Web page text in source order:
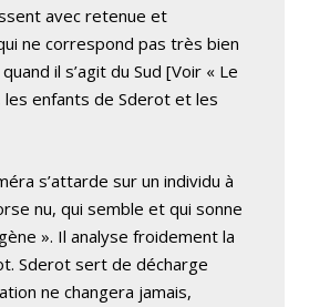
avec retenue et
ne correspond pas très bien
il s’agit du Sud[Voir « Le
les enfants de Sderot et les
s’attarde sur un individu à
nu, qui semble et qui sonne
». Il analyse froidement la
Sderot sert de décharge
ne changera jamais,